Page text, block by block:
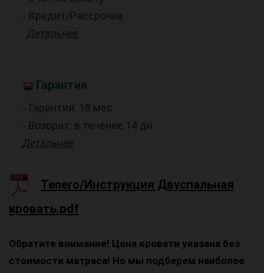
- Кредит/Рассрочка
Детальнее
Гарантия
- Гарантия: 18 мес
- Возврат: в течение 14 дн
Детальнее
Tenero/Инструкция Двуспальная
кровать.pdf
Обратите внимание! Цена кровати указана без
стоимости матраса! Но мы подберем наиболее